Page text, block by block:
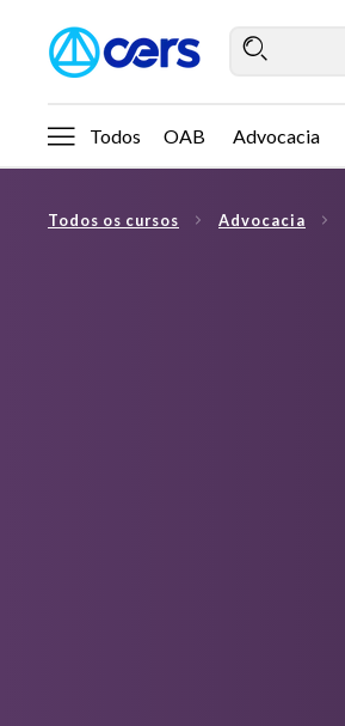
Todos OAB Advocacia
Todos os cursos Advocacia